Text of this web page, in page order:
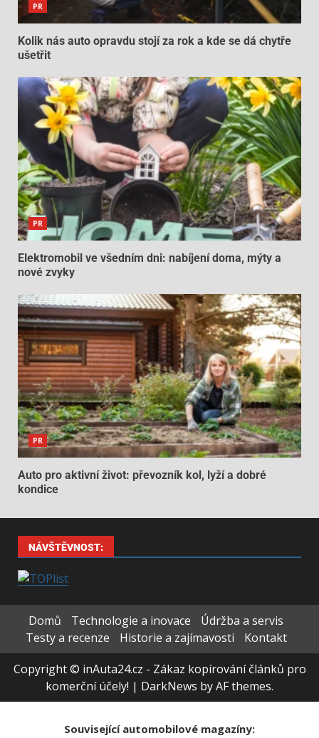
PR
Kolik nás auto opravdu stojí za rok a kde se dá chytře
ušetřit
PR
Elektromobil ve všedním dni: nabíjení doma, mýty a
nové zvyky
PR
Auto pro aktivní život: převozník kol, lyží a dobré
kondice
NÁVŠTĚVNOST:
Domů Technologie a inovace
Údržba a servis
Testy a recenze
Historie a zajímavosti
Kontakt
Copyright © inAuta24.cz - Zákaz kopírování článků pro
komerční účely! | DarkNews by AF themes.
Související automobilové magazíny: